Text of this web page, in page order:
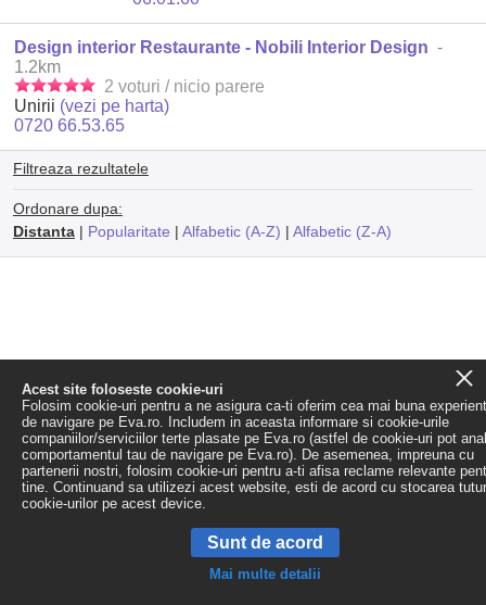
Design interior Restaurante - Nobili Interior Design -
1.2km
2 voturi / nicio parere
Unirii (vezi pe harta)
0720 66.53.65
Filtreaza rezultatele
Ordonare dupa:
Distanta| Popularitate | Alfabetic (A-Z) | Alfabetic (Z-A)
Acest site foloseste cookie-uri
Folosim cookie-uri pentru a ne asigura ca-ti oferim cea mai buna
de navigare pe Eva.ro. Includem in aceasta informare si cookie-urile
companiilor/serviciilor terte plasate pe Eva.ro (astfel de cookie-uri pot
comportamentul tau de navigare pe Eva.ro). De asemenea, impreuna cu
partenerii nostri, folosim cookie-uri pentru a-ti afisa reclame relevante
tine. Continuand sa utilizezi acest website, esti de acord cu stocarea
cookie-urilor pe acest device.
Sunt de acord
Mai multe detalii